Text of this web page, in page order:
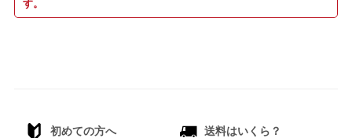
す。
初めての方へ 送料はいくら？